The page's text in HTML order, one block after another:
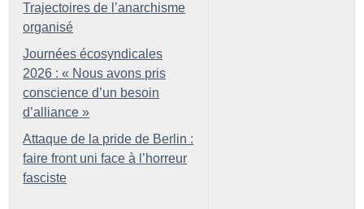
Trajectoires de l’anarchisme
organisé
Journées écosyndicales
2026 : « Nous avons pris
conscience d’un besoin
d’alliance »
Attaque de la pride de Berlin :
faire front uni face à l’horreur
fasciste